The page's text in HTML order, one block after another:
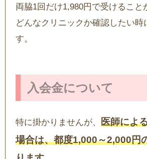
両脇1回だけ1,980円で受けること
どんなクリニックか確認したい時
す。
入会金について
特に掛かりませんが、 医師によ
場合は、都度1,000～2,000円